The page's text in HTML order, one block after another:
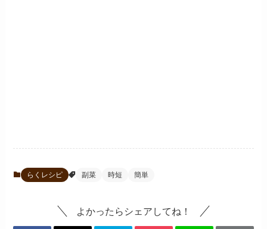
らくレシピ 副菜 時短 簡単
よかったらシェアしてね！